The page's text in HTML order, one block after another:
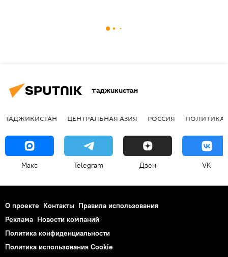
Таджикистан
ТАДЖИКИСТАН ЦЕНТРАЛЬНАЯ АЗИЯ РОССИЯ ПОЛИТИКА
Макс Telegram Дзен VK
О проекте Контакты Правила использования
Реклама Новости компаний
Политика конфиденциальности
Политика использования Cookie